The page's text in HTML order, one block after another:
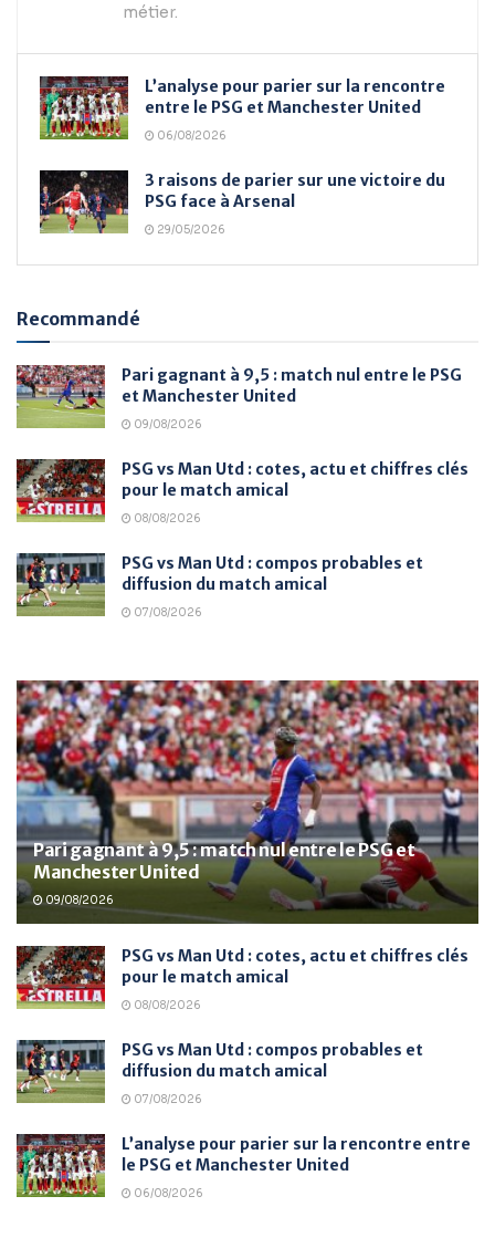
métier.
L’analyse pour parier sur la rencontre
entre le PSG et Manchester United
06/08/2026
3 raisons de parier sur une victoire du
PSG face à Arsenal
29/05/2026
Recommandé
Pari gagnant à 9,5 : match nul entre le PSG
et Manchester United
09/08/2026
PSG vs Man Utd : cotes, actu et chiffres clés
pour le match amical
08/08/2026
PSG vs Man Utd : compos probables et
diffusion du match amical
07/08/2026
Pari gagnant à 9,5 : match nul entre le PSG et
Manchester United
09/08/2026
PSG vs Man Utd : cotes, actu et chiffres clés
pour le match amical
08/08/2026
PSG vs Man Utd : compos probables et
diffusion du match amical
07/08/2026
L’analyse pour parier sur la rencontre entre
le PSG et Manchester United
06/08/2026